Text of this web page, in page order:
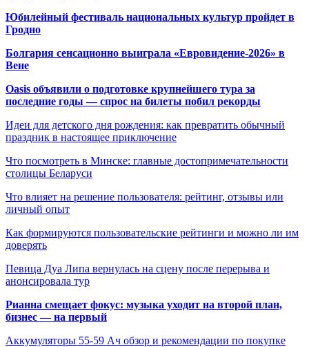
Юбилейный фестиваль национальных культур пройдет в
Гродно
Болгария сенсационно выиграла «Евровидение-2026» в
Вене
Oasis объявили о подготовке крупнейшего тура за
последние годы — спрос на билеты побил рекорды
Идеи для детского дня рождения: как превратить обычный
праздник в настоящее приключение
Что посмотреть в Минске: главные достопримечательности
столицы Беларуси
Что влияет на решение пользователя: рейтинг, отзывы или
личный опыт
Как формируются пользовательские рейтинги и можно ли им
доверять
Певица Дуа Липа вернулась на сцену после перерыва и
анонсировала тур
Рианна смещает фокус: музыка уходит на второй план,
бизнес — на первый
Аккумуляторы 55-59 Ач обзор и рекомендации по покупке